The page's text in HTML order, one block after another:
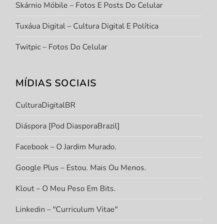
Skárnio Móbile – Fotos E Posts Do Celular
Tuxáua Digital – Cultura Digital E Política
Twitpic – Fotos Do Celular
MÍDIAS SOCIAIS
CulturaDigitalBR
Diáspora [Pod DiasporaBrazil]
Facebook – O Jardim Murado.
Google Plus – Estou. Mais Ou Menos.
Klout – O Meu Peso Em Bits.
Linkedin – "Curriculum Vitae"